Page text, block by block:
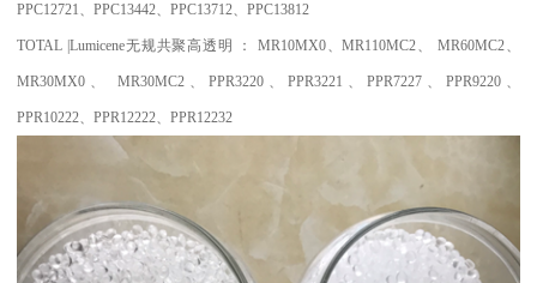
PPC12721、PPC13442、PPC13712、PPC13812
TOTAL |Lumicene无规共聚高透明 ： MR10MX0、MR110MC2、 MR60MC2、
MR30MX0 、MR30MC2 、PPR3220 、 PPR3221 、 PPR7227、 PPR9220、
PPR10222、PPR12222、PPR12232